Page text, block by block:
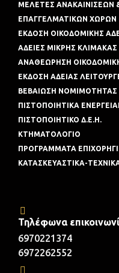
ΜΕΛΕΤΕΣ ΑΝΑΚΑΙΝΙΣΕΩΝ
ΕΠΑΓΓΕΛΜΑΤΙΚΩΝ ΧΩΡΩΝ
ΕΚΔΟΣΗ ΟΙΚΟΔΟΜΙΚΗΣ
ΑΔΕΙΕΣ ΜΙΚΡΗΣ ΚΛΙΜΑΚΑΣ
ΑΝΑΘΕΩΡΗΣΗ
ΕΚΔΟΣΗ ΑΔΕΙΑΣ
ΒΕΒΑΙΩΣΗ ΝΟΜΙΜΟΤΗΤΑΣ
ΠΙΣΤΟΠΟΙΗΤΙΚΑ
ΠΙΣΤΟΠΟΙΗΤΙΚΟ Δ.Ε.Η.
ΚΤΗΜΑΤΟΛΟΓΙΟ
ΠΡΟΓΡΑΜΜΑΤΑ
ΚΑΤΑΣΚΕΥΑΣΤΙΚΑ-
Τηλέφωνα
6970221374
6972262552